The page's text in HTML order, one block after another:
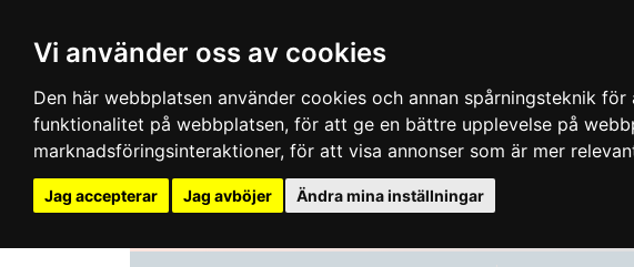
Vi använder oss av cookies
Den här webbplatsen använder cookies och annan spårningsteknik
funktionalitet på webbplatsen, för att ge en bättre upplevelse på
marknadsföringsinteraktioner, för att visa annonser som är mer
Jag accepterar Jag avböjer Ändra mina inställningar